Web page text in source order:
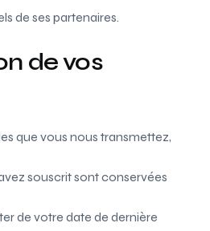
de ses partenaires.
de vos
que vous nous transmettez,
souscrit sont conservées
de votre date de dernière